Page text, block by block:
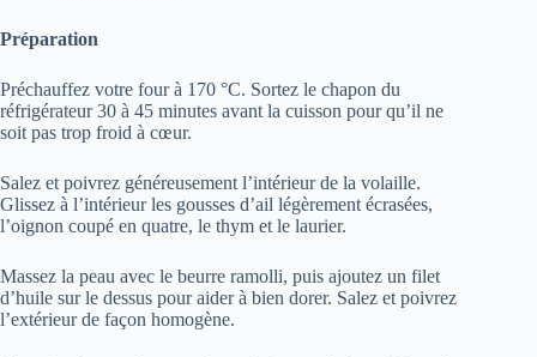
Préparation
Préchauffez votre four à 170 °C. Sortez le chapon du
réfrigérateur 30 à 45 minutes avant la cuisson pour qu’il ne
soit pas trop froid à cœur.
Salez et poivrez généreusement l’intérieur de la volaille.
Glissez à l’intérieur les gousses d’ail légèrement écrasées,
l’oignon coupé en quatre, le thym et le laurier.
Massez la peau avec le beurre ramolli, puis ajoutez un filet
d’huile sur le dessus pour aider à bien dorer. Salez et poivrez
l’extérieur de façon homogène.